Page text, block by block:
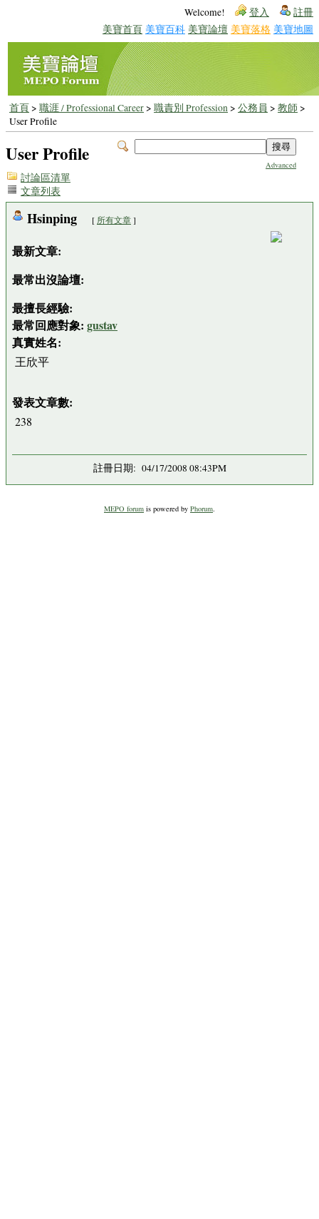
Welcome! 登入 註冊
美寶首頁 美寶百科 美寶論壇 美寶落格 美寶地圖
首頁> 職涯 / Professional Career> 職責別 Profession> 公務員 > 教師 >
User Profile
Advanced
User Profile
討論區清單
文章列表
Hsinping [ 所有文章]
最新文章:
最常出沒論壇:
最擅長經驗:
最常回應對象: gustav
真實姓名:
王欣平
發表文章數:
238
註冊日期: 04/17/2008 08:43PM
MEPO forum is powered by Phorum.